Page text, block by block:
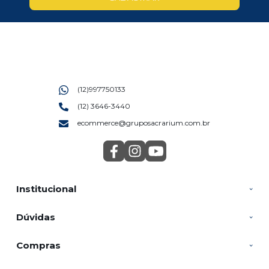
Institucional
Dúvidas
Compras
(12)997750133
(12) 3646-3440
ecommerce@gruposacrarium.com.br